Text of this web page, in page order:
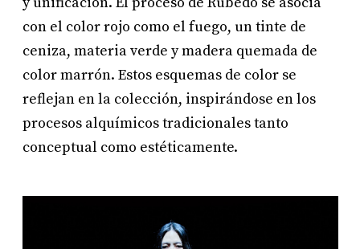
con el color rojo como el fuego, un tinte de
ceniza, materia verde y madera quemada de
color marrón. Estos esquemas de color se
reflejan en la colección, inspirándose en los
procesos alquímicos tradicionales tanto
conceptual como estéticamente.